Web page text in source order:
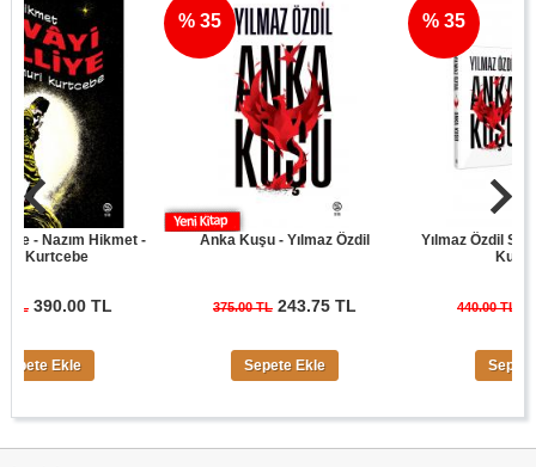
Hikmet -
TL
Ekle
Anka Kuşu - Yılmaz Özdil
375.00 TL 243.75 TL
% 35
Sepete Ekle
Yılmaz Özdil Son
Kuşu Seti
440.00 TL
% 35
Sepete Ekle